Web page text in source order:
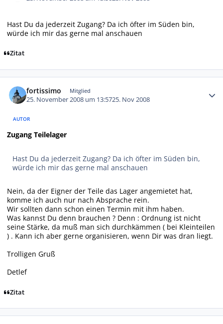
Hast Du da jederzeit Zugang? Da ich öfter im Süden bin,
würde ich mir das gerne mal anschauen
Zitat
fortissimo Mitglied
25. November 2008 um 13:5725. Nov 2008
AUTOR
Zugang Teilelager
Hast Du da jederzeit Zugang? Da ich öfter im Süden bin,
würde ich mir das gerne mal anschauen
Nein, da der Eigner der Teile das Lager angemietet hat,
komme ich auch nur nach Absprache rein.
Wir sollten dann schon einen Termin mit ihm haben.
Was kannst Du denn brauchen ? Denn : Ordnung ist nicht
seine Stärke, da muß man sich durchkämmen ( bei Kleinteilen
) . Kann ich aber gerne organisieren, wenn Dir was dran liegt.
Trolligen Gruß
Detlef
Zitat